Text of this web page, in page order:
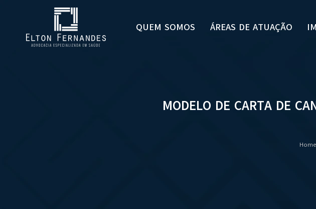
QUEM SOMOS ÁREAS DE ATUAÇÃO
MODELO DE CARTA DE
Home